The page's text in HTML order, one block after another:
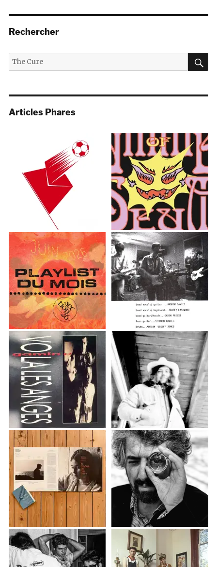
Rechercher
Recherche
pour :
Articles Phares